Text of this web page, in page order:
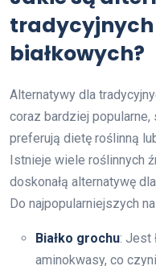
tradycyjnych
białkowych?
Alternatywy dla
coraz bardziej
preferują dietę roślinną
Istnieje wiele roślinnych
doskonałą alternatywę
Do najpopularniejszych
Białko grochu: Jest
aminokwasy, co